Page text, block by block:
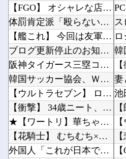
【FGO】 オシャレな店でオシャレな私服マシュがオシャレなパンケーキを食べてるイラスト！ ...
体罰肯定派「殴らないとわからない奴もいる」ワイ「いや司法や警察に突き出せばいいよね」
【艦これ】 今回は友軍来ないうちにだいぶ進軍出来てる提督多いみたいでちね
ブログ更新停止のお知らせ
阪神タイガース三塁コーチ田中秀太、辞任要請
韓国サッカー協会、Ｗ杯アジア予選で外国人審判員に性的接待か…韓国放送局が独占報道
【ウルトラセブン】 ロボット長官が登場！！YouTubeで「第四惑星の悪夢」を配信中！！
【衝撃】 34歳ニート、『エ□漫画』で人生逆転
★【ワートリ】華ちゃんの爪がすっかり治っていればいいけどね
【花騎士】 むちむち×ほぼ痴女… ＆童貞を穀す服っぽい服をきたホウオウボクへの反応！！！
外国人「これが日本で嫌われてるアニメキャラのカップリングらしい…」